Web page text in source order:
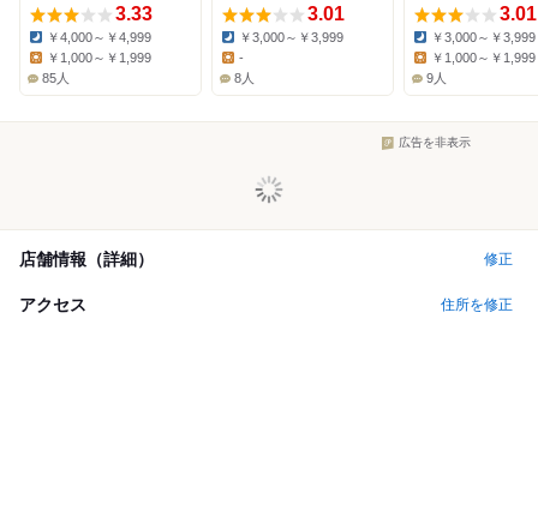
3.33
Dinner:
￥4,000～￥4,999
Lunch:
￥1,000～￥1,999
85人
3.01
Dinner:
￥3,000～￥3,999
Lunch:
-
8人
3.01
Dinner:
￥3,000～￥3,999
Lunch:
￥1,000～￥1,999
9人
広告を非表示
店舗情報（詳細） 修正
アクセス 住所を修正